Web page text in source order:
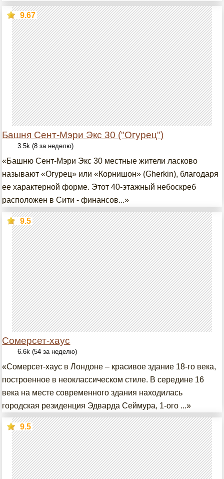
Башня Сент-Мэри Экс 30 ("Огурец")
9.67
3.5k (8 за неделю)
«Башню Сент-Мэри Экс 30 местные жители ласково
называют «Огурец» или «Корнишон» (Gherkin), благодаря
ее характерной форме. Этот 40-этажный небоскреб
расположен в Сити - финансов...»
Сомерсет-хаус
9.5
6.6k (54 за неделю)
«Сомерсет-хаус в Лондоне – красивое здание 18-го века,
построенное в неоклассическом стиле. В середине 16
века на месте современного здания находилась
городская резиденция Эдварда Сеймура, 1-ого ...»
9.5